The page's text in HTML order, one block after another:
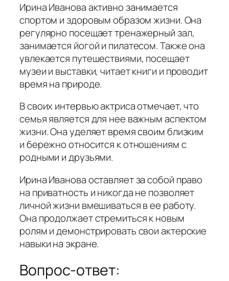
Ирина Иванова активно занимается
спортом и здоровым образом жизни. Она
регулярно посещает тренажерный зал,
занимается йогой и пилатесом. Также она
увлекается путешествиями, посещает
музеи и выставки, читает книги и проводит
время на природе.
В своих интервью актриса отмечает, что
семья является для нее важным аспектом
жизни. Она уделяет время своим близким
и бережно относится к отношениям с
родными и друзьями.
Ирина Иванова оставляет за собой право
на приватность и никогда не позволяет
личной жизни вмешиваться в ее работу.
Она продолжает стремиться к новым
ролям и демонстрировать свои актерские
навыки на экране.
Вопрос-ответ: